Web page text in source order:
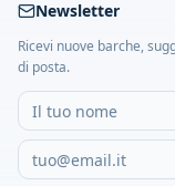
Newsletter
Ricevi nuove barche,
di posta.